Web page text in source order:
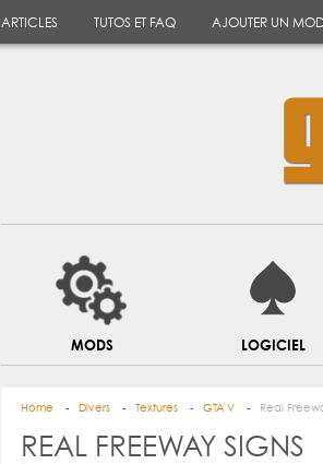
ARTICLES TUTOS ET FAQ AJOUTER UN
MODS LOGICIEL
Home Divers Textures GTA V Real
REAL FREEWAY SIGNS